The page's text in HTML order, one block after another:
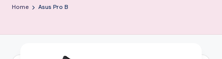
Home Asus Pro B